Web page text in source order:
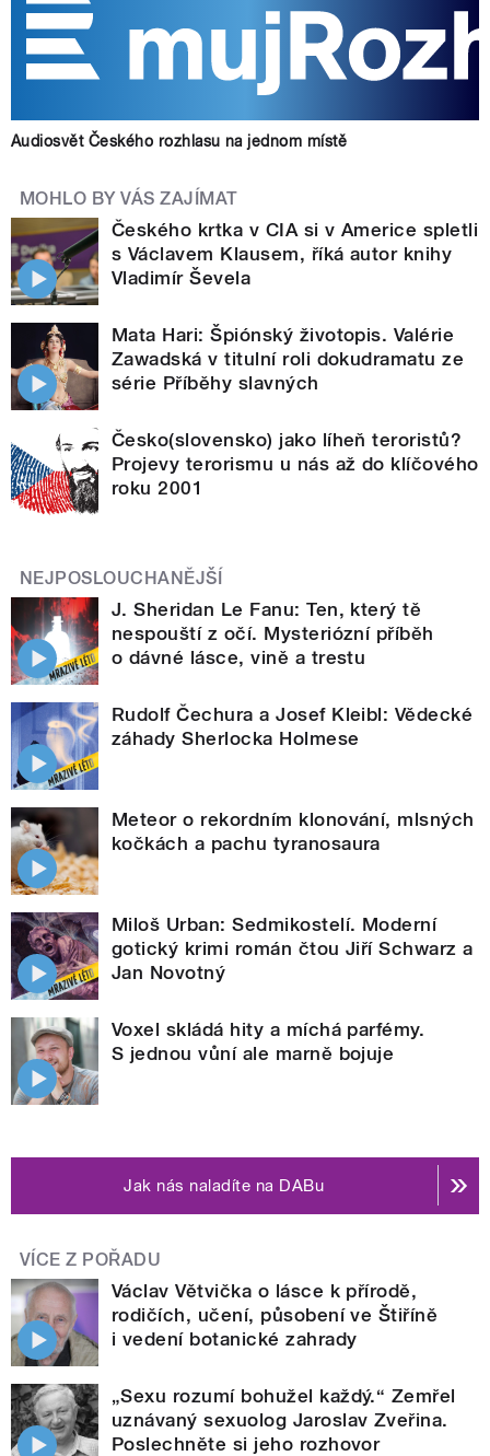
Audiosvět Českého rozhlasu na jednom místě
MOHLO BY VÁS ZAJÍMAT
Českého krtka v CIA si v Americe spletli
s Václavem Klausem, říká autor knihy
Vladimír Ševela
Mata Hari: Špiónský životopis. Valérie
Zawadská v titulní roli dokudramatu ze
série Příběhy slavných
Česko(slovensko) jako líheň teroristů?
Projevy terorismu u nás až do klíčového
roku 2001
NEJPOSLOUCHANĚJŠÍ
J. Sheridan Le Fanu: Ten, který tě
nespouští z očí. Mysteriózní příběh
o dávné lásce, vině a trestu
Rudolf Čechura a Josef Kleibl: Vědecké
záhady Sherlocka Holmese
Meteor o rekordním klonování, mlsných
kočkách a pachu tyranosaura
Miloš Urban: Sedmikostelí. Moderní
gotický krimi román čtou Jiří Schwarz a
Jan Novotný
Voxel skládá hity a míchá parfémy.
S jednou vůní ale marně bojuje
Jak nás naladíte na DABu
VÍCE Z POŘADU
Václav Větvička o lásce k přírodě,
rodičích, učení, působení ve Štiříně
i vedení botanické zahrady
„Sexu rozumí bohužel každý.“ Zemřel
uznávaný sexuolog Jaroslav Zveřina.
Poslechněte si jeho rozhovor